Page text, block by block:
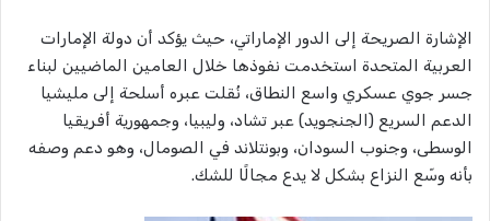
الإشارة الصريحة إلى الدور الإماراتي، حيث يؤكد أن دولة الإمارات
العربية المتحدة استخدمت نفوذها خلال العامين الماضيين لبناء
جسر جوي عسكري واسع النطاق، نُقلت عبره أسلحة إلى مليشيا
الدعم السريع (الجنجويد) عبر تشاد، وليبيا، وجمهورية أفريقيا
الوسطى، وجنوب السودان، وبونتلاند في الصومال، وهو دعم وصفه
بأنه وسّع النزاع بشكل لا يدع مجالًا للشك.